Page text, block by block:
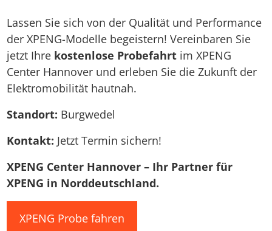
Lassen Sie sich von der Qualität und Performance
der XPENG-Modelle begeistern! Vereinbaren Sie
jetzt Ihre kostenlose Probefahrtim XPENG
Center Hannover und erleben Sie die Zukunft der
Elektromobilität hautnah.
Standort: Burgwedel
Kontakt: Jetzt Termin sichern!
XPENG Center Hannover – Ihr Partner für
XPENG in Norddeutschland.
XPENG Probe fahren